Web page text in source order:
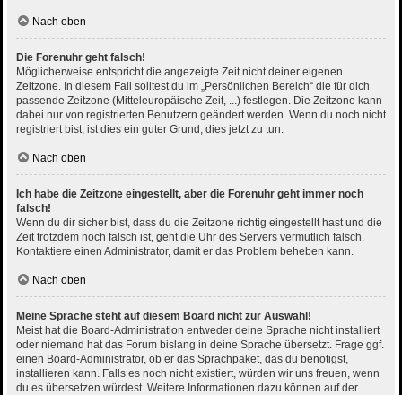
Nach oben
Die Forenuhr geht falsch!
Möglicherweise entspricht die angezeigte Zeit nicht deiner eigenen
Zeitzone. In diesem Fall solltest du im „Persönlichen Bereich“ die für dich
passende Zeitzone (Mitteleuropäische Zeit, ...) festlegen. Die Zeitzone kann
dabei nur von registrierten Benutzern geändert werden. Wenn du noch nicht
registriert bist, ist dies ein guter Grund, dies jetzt zu tun.
Nach oben
Ich habe die Zeitzone eingestellt, aber die Forenuhr geht immer noch
falsch!
Wenn du dir sicher bist, dass du die Zeitzone richtig eingestellt hast und die
Zeit trotzdem noch falsch ist, geht die Uhr des Servers vermutlich falsch.
Kontaktiere einen Administrator, damit er das Problem beheben kann.
Nach oben
Meine Sprache steht auf diesem Board nicht zur Auswahl!
Meist hat die Board-Administration entweder deine Sprache nicht installiert
oder niemand hat das Forum bislang in deine Sprache übersetzt. Frage ggf.
einen Board-Administrator, ob er das Sprachpaket, das du benötigst,
installieren kann. Falls es noch nicht existiert, würden wir uns freuen, wenn
du es übersetzen würdest. Weitere Informationen dazu können auf der